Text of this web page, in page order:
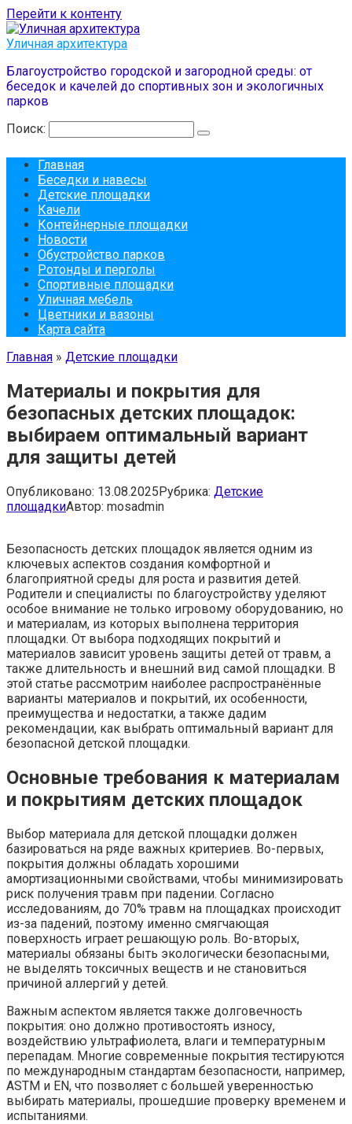
Перейти к контенту
Уличная архитектура
Благоустройство городской и загородной среды: от
беседок и качелей до спортивных зон и экологичных
парков
Поиск:
Главная
Беседки и навесы
Детские площадки
Качели
Контейнерные площадки
Новости
Обустройство парков
Ротонды и перголы
Спортивные площадки
Уличная мебель
Цветники и вазоны
Карта сайта
Главная » Детские площадки
Материалы и покрытия для
безопасных детских площадок:
выбираем оптимальный вариант
для защиты детей
Опубликовано: 13.08.2025Рубрика: Детские
площадкиАвтор: mosadmin
Безопасность детских площадок является одним из
ключевых аспектов создания комфортной и
благоприятной среды для роста и развития детей.
Родители и специалисты по благоустройству уделяют
особое внимание не только игровому оборудованию, но
и материалам, из которых выполнена территория
площадки. От выбора подходящих покрытий и
материалов зависит уровень защиты детей от травм, а
также длительность и внешний вид самой площадки. В
этой статье рассмотрим наиболее распространённые
варианты материалов и покрытий, их особенности,
преимущества и недостатки, а также дадим
рекомендации, как выбрать оптимальный вариант для
безопасной детской площадки.
Основные требования к материалам
и покрытиям детских площадок
Выбор материала для детской площадки должен
базироваться на ряде важных критериев. Во-первых,
покрытия должны обладать хорошими
амортизационными свойствами, чтобы минимизировать
риск получения травм при падении. Согласно
исследованиям, до 70% травм на площадках происходит
из-за падений, поэтому именно смягчающая
поверхность играет решающую роль. Во-вторых,
материалы обязаны быть экологически безопасными,
не выделять токсичных веществ и не становиться
причиной аллергий у детей.
Важным аспектом является также долговечность
покрытия: оно должно противостоять износу,
воздействию ультрафиолета, влаги и температурным
перепадам. Многие современные покрытия тестируются
по международным стандартам безопасности, например,
ASTM и EN, что позволяет с большей уверенностью
выбирать материалы, прошедшие проверку временем и
испытаниями.